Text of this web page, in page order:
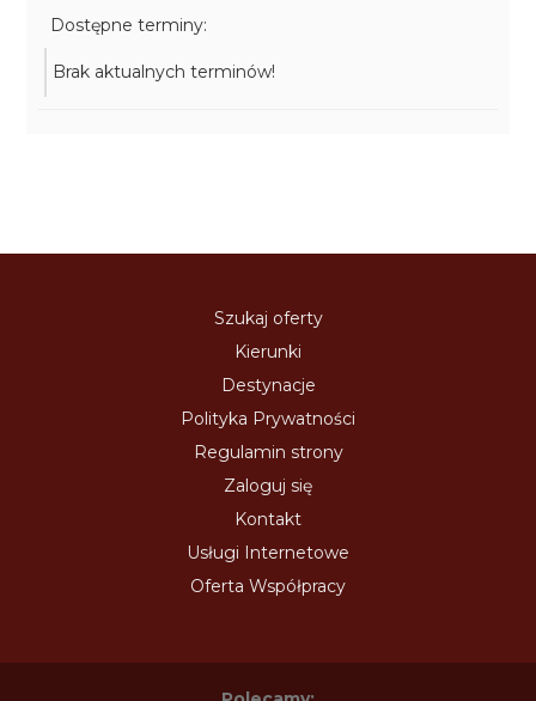
Dostępne terminy:
Brak aktualnych terminów!
Szukaj oferty
Kierunki
Destynacje
Polityka Prywatności
Regulamin strony
Zaloguj się
Kontakt
Usługi Internetowe
Oferta Współpracy